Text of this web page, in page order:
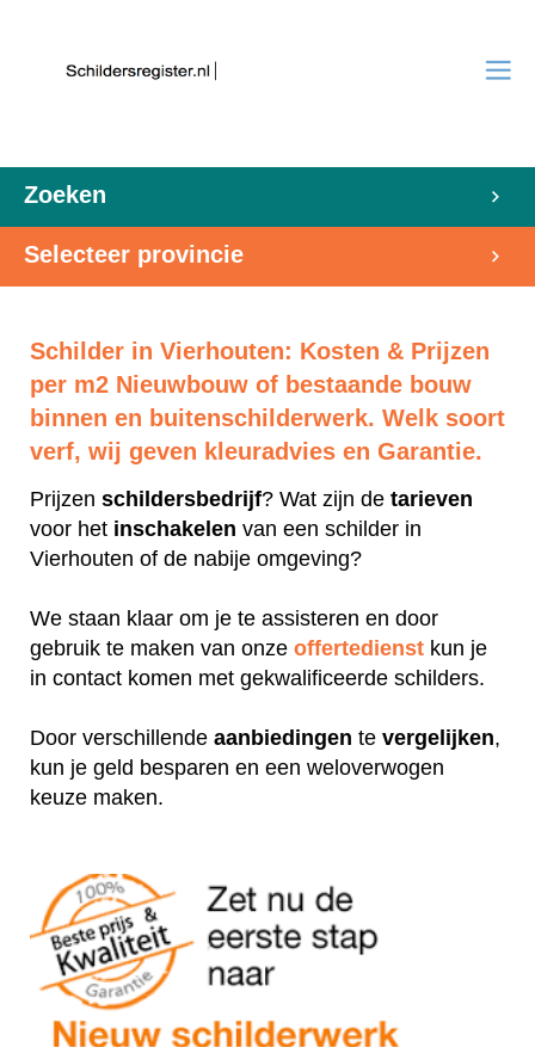
Zoeken
Selecteer provincie
Schilder in Vierhouten: Kosten & Prijzen
per m2 Nieuwbouw of bestaande bouw
binnen en buitenschilderwerk. Welk soort
verf, wij geven kleuradvies en Garantie.
Prijzen schildersbedrijf? Wat zijn de tarieven
voor het inschakelen van een schilder in
Vierhouten of de nabije omgeving?
We staan klaar om je te assisteren en door
gebruik te maken van onze offertedienst kun je
in contact komen met gekwalificeerde schilders.
Door verschillende aanbiedingen te vergelijken,
kun je geld besparen en een weloverwogen
keuze maken.